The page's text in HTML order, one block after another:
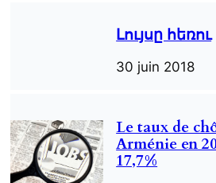
Լույսը հեռու
30 juin 2018
Le taux de
Arménie en
17,7%